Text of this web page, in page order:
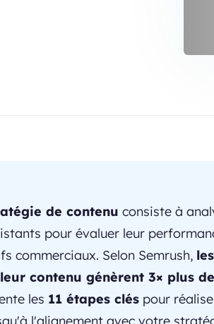
de contenu consiste à
pour évaluer leur
commerciaux. Selon Semrush,
contenu génèrent 3× plus
les 11 étapes clés pour